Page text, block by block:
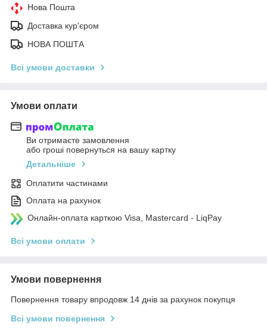
Нова Пошта
Доставка кур'єром
НОВА ПОШТА
Всі умови доставки
Умови оплати
Ви отримаєте замовлення
або гроші повернуться на вашу картку
Детальніше
Оплатити частинами
Оплата на рахунок
Онлайн-оплата карткою Visa, Mastercard - LiqPay
Всі умови оплати
Умови повернення
Повернення товару впродовж 14 днів за рахунок покупця
Всі умови повернення